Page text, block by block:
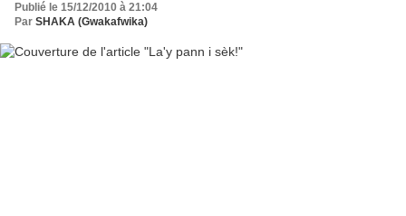
Publié le 15/12/2010 à 21:04
Par SHAKA (Gwakafwika)